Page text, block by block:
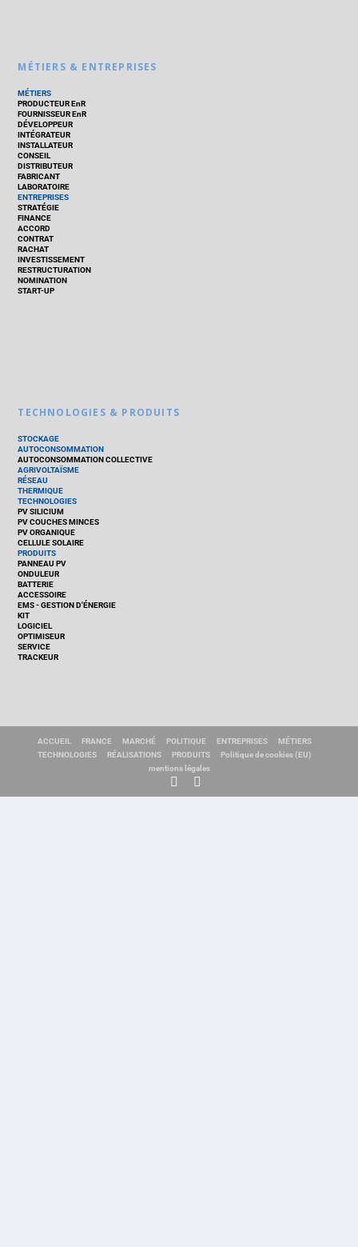
MÉTIERS & ENTREPRISES
MÉTIERS
PRODUCTEUR EnR
FOURNISSEUR EnR
DÉVELOPPEUR
INTÉGRATEUR
INSTALLATEUR
CONSEIL
DISTRIBUTEUR
FABRICANT
LABORATOIRE
ENTREPRISES
STRATÉGIE
FINANCE
ACCORD
CONTRAT
RACHAT
INVESTISSEMENT
RESTRUCTURATION
NOMINATION
START-UP
TECHNOLOGIES & PRODUITS
STOCKAGE
AUTOCONSOMMATION
AUTOCONSOMMATION COLLECTIVE
AGRIVOLTAÏSME
RÉSEAU
THERMIQUE
TECHNOLOGIES
PV SILICIUM
PV COUCHES MINCES
PV ORGANIQUE
CELLULE SOLAIRE
PRODUITS
PANNEAU PV
ONDULEUR
BATTERIE
ACCESSOIRE
EMS - GESTION D'ÉNERGIE
KIT
LOGICIEL
OPTIMISEUR
SERVICE
TRACKEUR
ACCUEIL FRANCE MARCHÉ POLITIQUE ENTREPRISES
MÉTIERS
TECHNOLOGIES
RÉALISATIONS PRODUITS
Politique de cookies (EU)
mentions légales